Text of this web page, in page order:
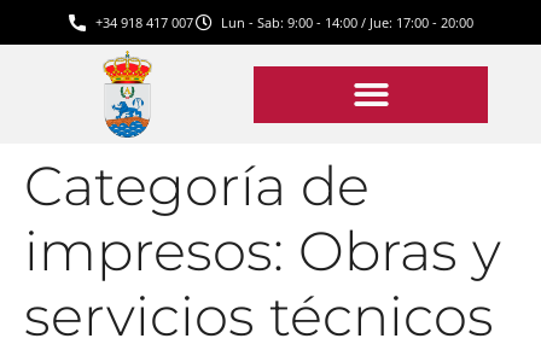
+34 918 417 007 Lun - Sab: 9:00 - 14:00 / Jue: 17:00 - 20:00
Categoría de
impresos: Obras y
servicios técnicos